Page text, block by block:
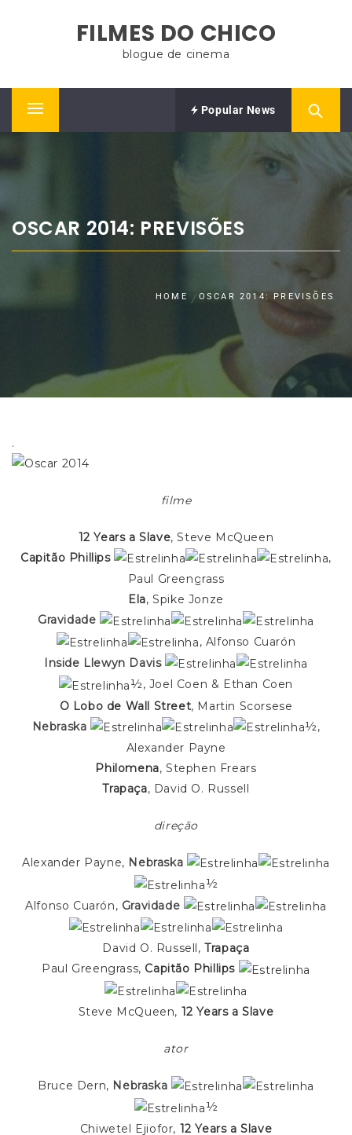
FILMES DO CHICO
blogue de cinema
Primary
Popular News
OSCAR 2014: PREVISÕES
HOME OSCAR 2014: PREVISÕES
.
filme
12 Years a Slave, Steve McQueen
Capitão Phillips
,
Paul Greengrass
Ela, Spike Jonze
Gravidade
, Alfonso Cuarón
Inside Llewyn Davis
½, Joel Coen & Ethan Coen
O Lobo de Wall Street, Martin Scorsese
Nebraska
½,
Alexander Payne
Philomena, Stephen Frears
Trapaça, David O. Russell
direção
Alexander Payne, Nebraska
½
Alfonso Cuarón, Gravidade
David O. Russell,Trapaça
Paul Greengrass, Capitão Phillips
Steve McQueen, 12 Years a Slave
ator
Bruce Dern, Nebraska
½
Chiwetel Ejiofor, 12 Years a Slave